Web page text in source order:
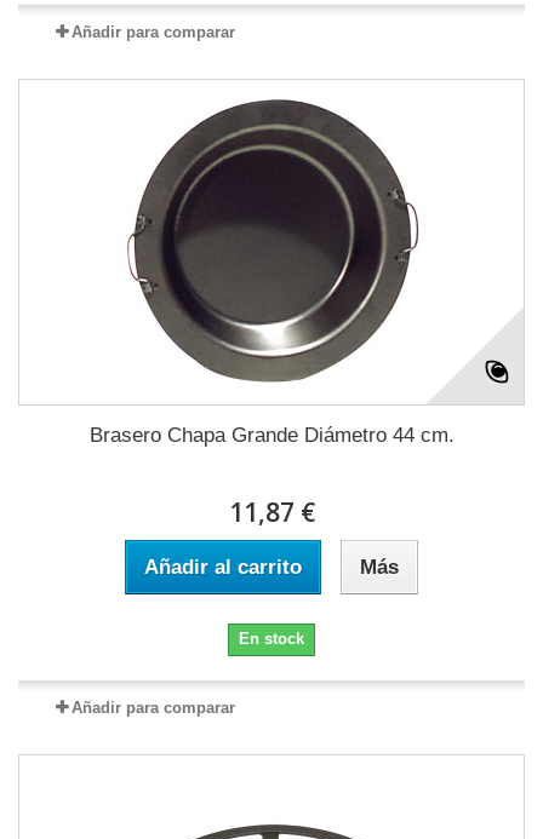
Añadir para comparar
Brasero Chapa Grande Diámetro 44 cm.
11,87 €
Añadir al carrito Más
En stock
Añadir para comparar